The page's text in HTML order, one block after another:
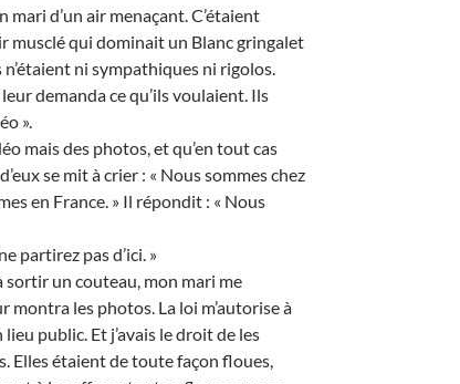
d’un air menaçant. C’étaient
musclé qui dominait un Blanc gringalet
n’étaient ni sympathiques ni rigolos.
demanda ce qu’ils voulaient. Ils
».
mais des photos, et qu’en tout cas
se mit à crier : « Nous sommes chez
en France. » Il répondit : « Nous
partirez pas d’ici. »
un couteau, mon mari me
les photos. La loi m’autorise à
public. Et j’avais le droit de les
Elles étaient de toute façon floues,